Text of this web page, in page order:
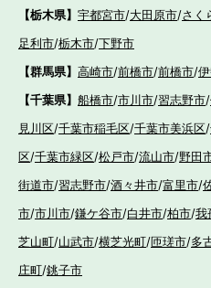
【栃木県】 宇都宮市/大田原市/さく
足利市/栃木市/下野市
【群馬県】 高崎市/前橋市/前橋市/
【千葉県】 船橋市/市川市/習志野市/
見川区/千葉市稲毛区/千葉市美浜区/
区/千葉市緑区/松戸市/流山市/野田
街道市/習志野市/酒々井市/富里市/
市/市川市/鎌ケ谷市/白井市/柏市/我
芝山町/山武市/横芝光町/匝瑳市/多
庄町/銚子市